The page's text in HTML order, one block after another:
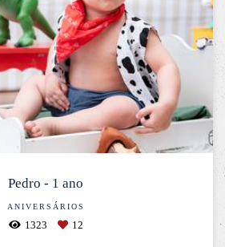
Pedro - 1 ano
ANIVERSÁRIOS
1323 12